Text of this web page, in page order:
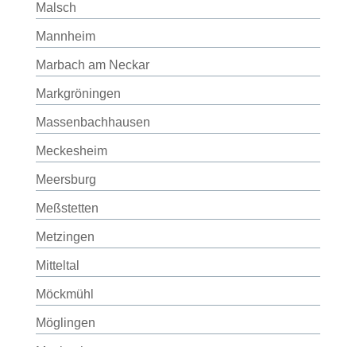
Malsch
Mannheim
Marbach am Neckar
Markgröningen
Massenbachhausen
Meckesheim
Meersburg
Meßstetten
Metzingen
Mitteltal
Möckmühl
Möglingen